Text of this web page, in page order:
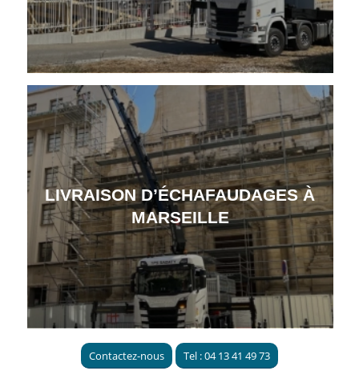
LIVRAISON D’ÉCHAFAUDAGES À
MARSEILLE
Contactez-nous Tel : 04 13 41 49 73